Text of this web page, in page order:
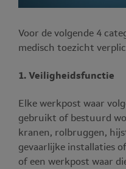
Voor de volgende 4
medisch toezicht
1. Veiligheidsfunctie
Elke werkpost waar
gebruikt of bestuurd
kranen, rolbruggen,
gevaarlijke installaties
of een werkpost waar